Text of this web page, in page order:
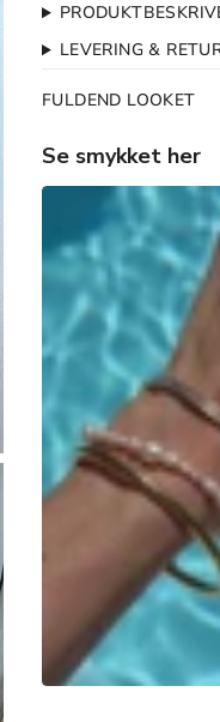
LEVERING &
FULDEND LOOKET
Se smykket her